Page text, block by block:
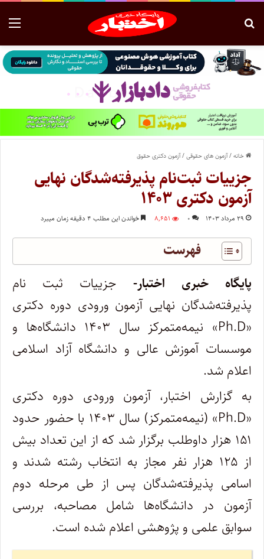
خانه/آزمون های حقوقی/آزمون دکتری حقوق
جزییات ثبت‌نام پذیرفته‌شدگان نهایی
آزمون دکتری ۱۴۰۳
۲۹ مرداد ۱۴۰۳ ۰ ۸,۶۵۱ خواندن این مطلب ۴ دقیقه زمان میبرد
فهرست
پایگاه خبری اختبار- جزییات ثبت نام
پذیرفته‌شدگان‌ نهایی آزمون‌ ورودی‌ دوره دکتری
«Ph.D» نیمه‌متمرکز سال ۱۴۰۳ دانشگاه‌ها و
موسسات آموزش عالی و دانشگاه آزاد اسلامی
اعلام شد.
به گزارش اختبار، آزمون ورودی دوره دکتری
«Ph.D» (نیمه‌متمرکز) سال ۱۴۰۳ با حضور حدود
۱۵۱ هزار داوطلب برگزار شد که از این تعداد بیش
از ۱۲۵ هزار نفر مجاز به انتخاب رشته شدند و
اسامی پذیرفته‌شدگان پس از طی مرحله دوم
آزمون در دانشگاه‌ها شامل مصاحبه، بررسی
سوابق علمی و پژوهشی اعلام شده است.